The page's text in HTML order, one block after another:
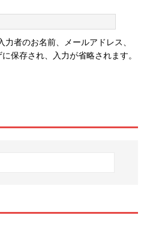
者のお名前、メールアドレス、
保存され、入力が省略されます。